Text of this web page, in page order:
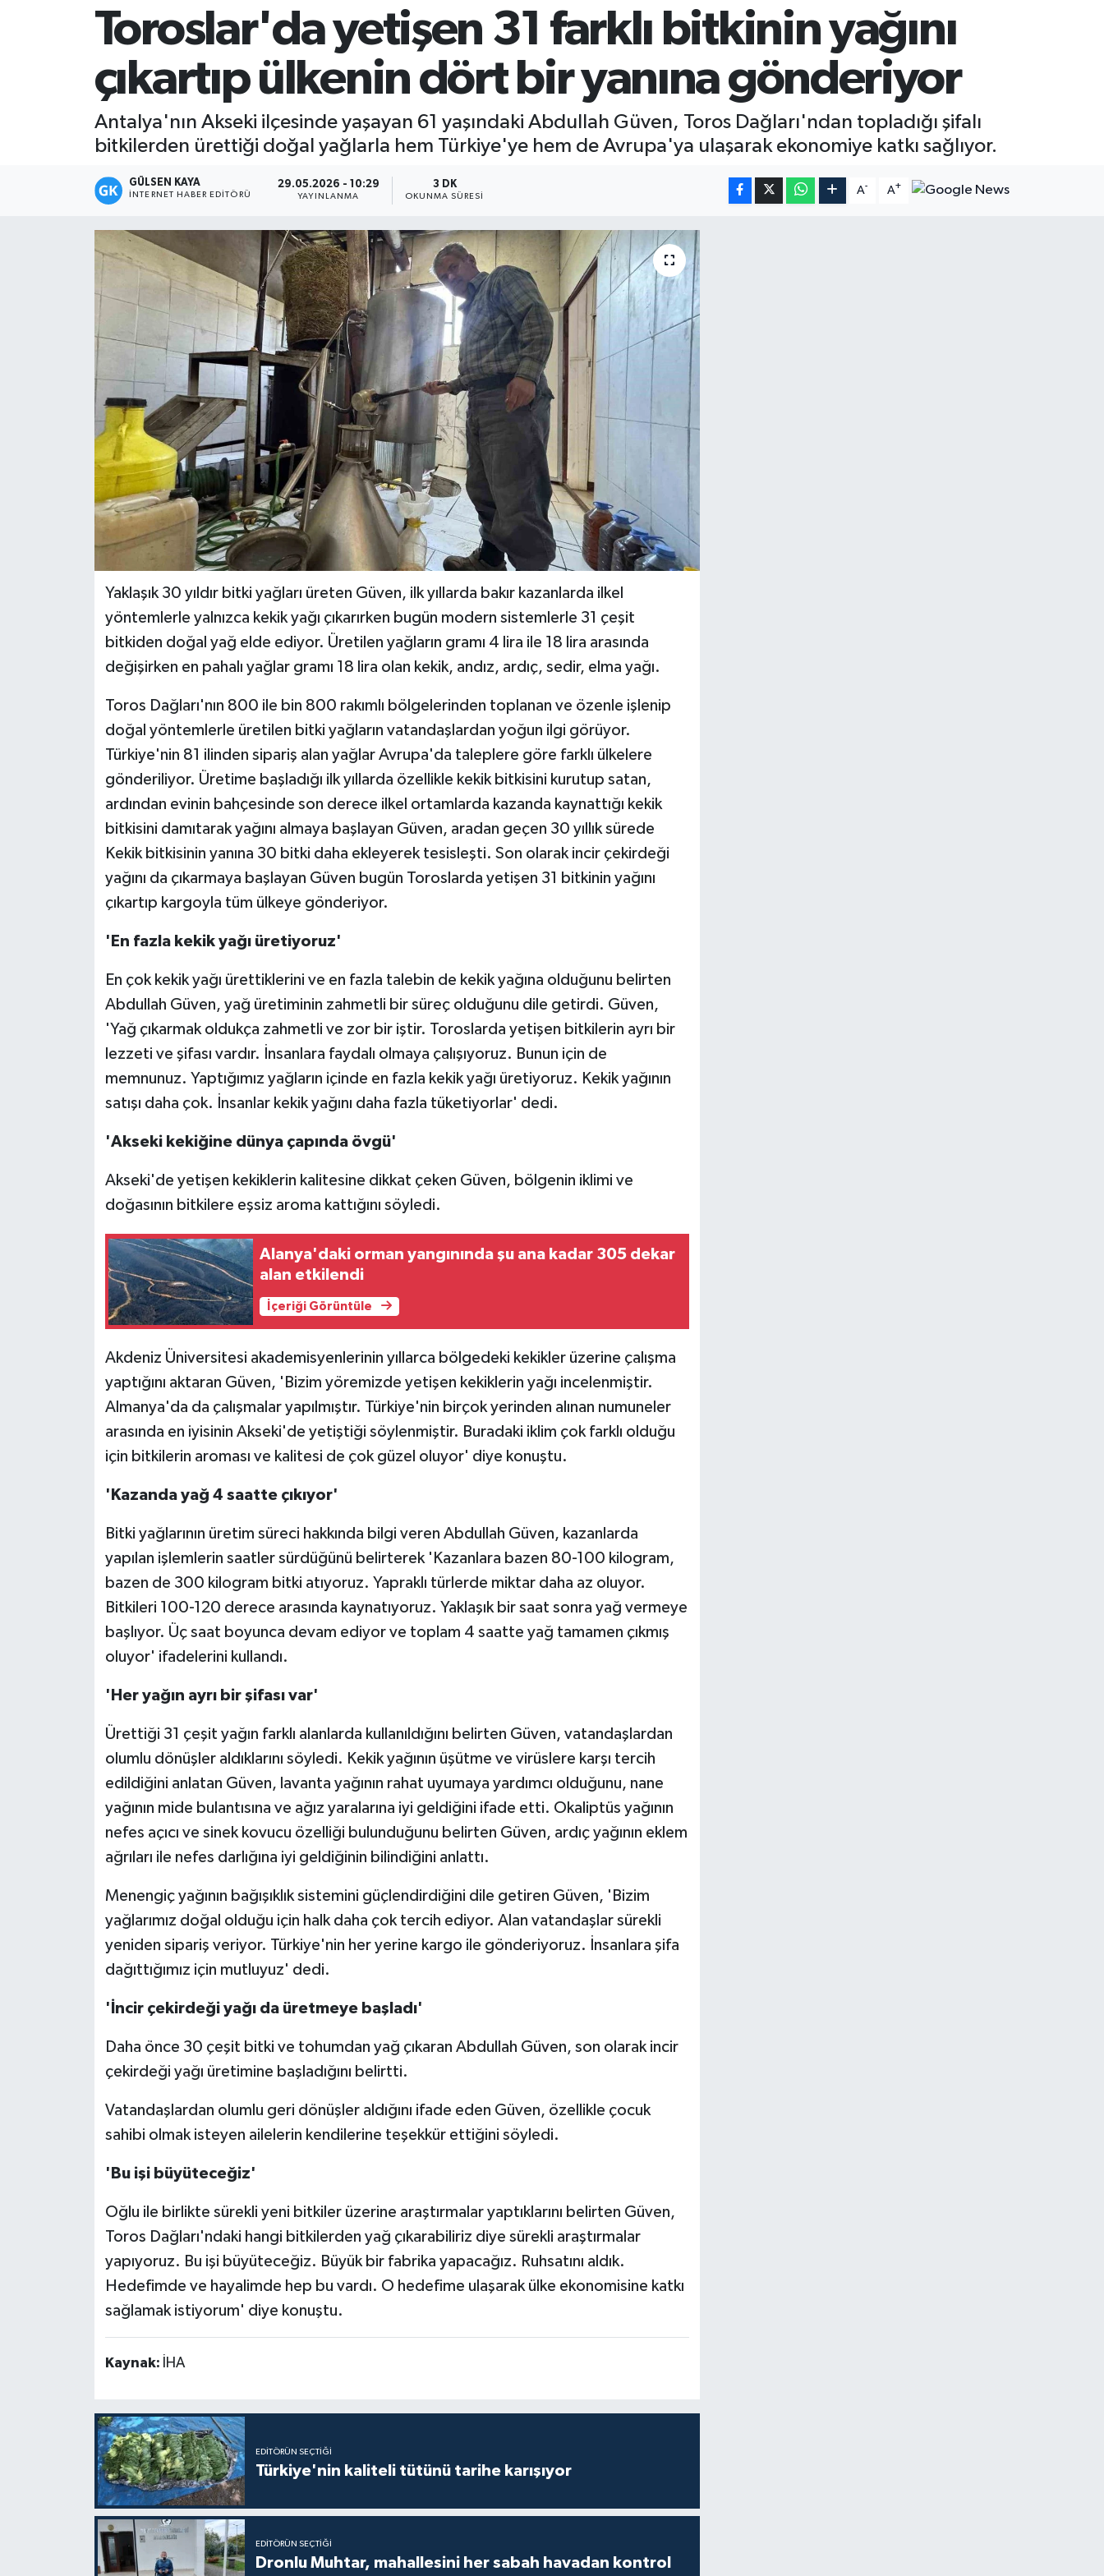
Toroslar'da yetişen 31 farklı bitkinin yağını
çıkartıp ülkenin dört bir yanına gönderiyor
Antalya'nın Akseki ilçesinde yaşayan 61 yaşındaki Abdullah Güven, Toros Dağları'ndan topladığı şifalı
bitkilerden ürettiği doğal yağlarla hem Türkiye'ye hem de Avrupa'ya ulaşarak ekonomiye katkı sağlıyor.
GÜLSEN KAYA
İNTERNET HABER EDITÖRÜ
29.05.2026 - 10:29
YAYINLANMA
3 DK
OKUNMA SÜRESI
A- A+
Yaklaşık 30 yıldır bitki yağları üreten Güven, ilk yıllarda bakır kazanlarda ilkel
yöntemlerle yalnızca kekik yağı çıkarırken bugün modern sistemlerle 31 çeşit
bitkiden doğal yağ elde ediyor. Üretilen yağların gramı 4 lira ile 18 lira arasında
değişirken en pahalı yağlar gramı 18 lira olan kekik, andız, ardıç, sedir, elma yağı.
Toros Dağları'nın 800 ile bin 800 rakımlı bölgelerinden toplanan ve özenle işlenip
doğal yöntemlerle üretilen bitki yağların vatandaşlardan yoğun ilgi görüyor.
Türkiye'nin 81 ilinden sipariş alan yağlar Avrupa'da taleplere göre farklı ülkelere
gönderiliyor. Üretime başladığı ilk yıllarda özellikle kekik bitkisini kurutup satan,
ardından evinin bahçesinde son derece ilkel ortamlarda kazanda kaynattığı kekik
bitkisini damıtarak yağını almaya başlayan Güven, aradan geçen 30 yıllık sürede
Kekik bitkisinin yanına 30 bitki daha ekleyerek tesisleşti. Son olarak incir çekirdeği
yağını da çıkarmaya başlayan Güven bugün Toroslarda yetişen 31 bitkinin yağını
çıkartıp kargoyla tüm ülkeye gönderiyor.
'En fazla kekik yağı üretiyoruz'
En çok kekik yağı ürettiklerini ve en fazla talebin de kekik yağına olduğunu belirten
Abdullah Güven, yağ üretiminin zahmetli bir süreç olduğunu dile getirdi. Güven,
'Yağ çıkarmak oldukça zahmetli ve zor bir iştir. Toroslarda yetişen bitkilerin ayrı bir
lezzeti ve şifası vardır. İnsanlara faydalı olmaya çalışıyoruz. Bunun için de
memnunuz. Yaptığımız yağların içinde en fazla kekik yağı üretiyoruz. Kekik yağının
satışı daha çok. İnsanlar kekik yağını daha fazla tüketiyorlar' dedi.
'Akseki kekiğine dünya çapında övgü'
Akseki'de yetişen kekiklerin kalitesine dikkat çeken Güven, bölgenin iklimi ve
doğasının bitkilere eşsiz aroma kattığını söyledi.
Alanya'daki orman yangınında şu ana kadar 305 dekar
alan etkilendi
İçeriği Görüntüle
Akdeniz Üniversitesi akademisyenlerinin yıllarca bölgedeki kekikler üzerine çalışma
yaptığını aktaran Güven, 'Bizim yöremizde yetişen kekiklerin yağı incelenmiştir.
Almanya'da da çalışmalar yapılmıştır. Türkiye'nin birçok yerinden alınan numuneler
arasında en iyisinin Akseki'de yetiştiği söylenmiştir. Buradaki iklim çok farklı olduğu
için bitkilerin aroması ve kalitesi de çok güzel oluyor' diye konuştu.
'Kazanda yağ 4 saatte çıkıyor'
Bitki yağlarının üretim süreci hakkında bilgi veren Abdullah Güven, kazanlarda
yapılan işlemlerin saatler sürdüğünü belirterek 'Kazanlara bazen 80-100 kilogram,
bazen de 300 kilogram bitki atıyoruz. Yapraklı türlerde miktar daha az oluyor.
Bitkileri 100-120 derece arasında kaynatıyoruz. Yaklaşık bir saat sonra yağ vermeye
başlıyor. Üç saat boyunca devam ediyor ve toplam 4 saatte yağ tamamen çıkmış
oluyor' ifadelerini kullandı.
'Her yağın ayrı bir şifası var'
Ürettiği 31 çeşit yağın farklı alanlarda kullanıldığını belirten Güven, vatandaşlardan
olumlu dönüşler aldıklarını söyledi. Kekik yağının üşütme ve virüslere karşı tercih
edildiğini anlatan Güven, lavanta yağının rahat uyumaya yardımcı olduğunu, nane
yağının mide bulantısına ve ağız yaralarına iyi geldiğini ifade etti. Okaliptüs yağının
nefes açıcı ve sinek kovucu özelliği bulunduğunu belirten Güven, ardıç yağının eklem
ağrıları ile nefes darlığına iyi geldiğinin bilindiğini anlattı.
Menengiç yağının bağışıklık sistemini güçlendirdiğini dile getiren Güven, 'Bizim
yağlarımız doğal olduğu için halk daha çok tercih ediyor. Alan vatandaşlar sürekli
yeniden sipariş veriyor. Türkiye'nin her yerine kargo ile gönderiyoruz. İnsanlara şifa
dağıttığımız için mutluyuz' dedi.
'İncir çekirdeği yağı da üretmeye başladı'
Daha önce 30 çeşit bitki ve tohumdan yağ çıkaran Abdullah Güven, son olarak incir
çekirdeği yağı üretimine başladığını belirtti.
Vatandaşlardan olumlu geri dönüşler aldığını ifade eden Güven, özellikle çocuk
sahibi olmak isteyen ailelerin kendilerine teşekkür ettiğini söyledi.
'Bu işi büyüteceğiz'
Oğlu ile birlikte sürekli yeni bitkiler üzerine araştırmalar yaptıklarını belirten Güven,
Toros Dağları'ndaki hangi bitkilerden yağ çıkarabiliriz diye sürekli araştırmalar
yapıyoruz. Bu işi büyüteceğiz. Büyük bir fabrika yapacağız. Ruhsatını aldık.
Hedefimde ve hayalimde hep bu vardı. O hedefime ulaşarak ülke ekonomisine katkı
sağlamak istiyorum' diye konuştu.
Kaynak: İHA
EDITÖRÜN SEÇTIĞI
Türkiye'nin kaliteli tütünü tarihe karışıyor
EDITÖRÜN SEÇTIĞI
Dronlu Muhtar, mahallesini her sabah havadan kontrol
Mersin Tarihi
Özel Haber
Politika
Teknoloji